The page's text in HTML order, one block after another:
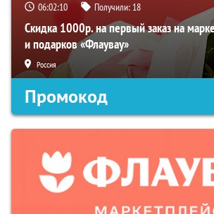
06:02:09 Получили: 18
Скидка 1000р. на первый заказ на
и подарков «Флаувау»
Россия
Промокод